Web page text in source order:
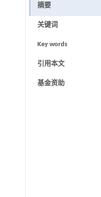
摘要
关键词
Key words
引用本文
基金资助